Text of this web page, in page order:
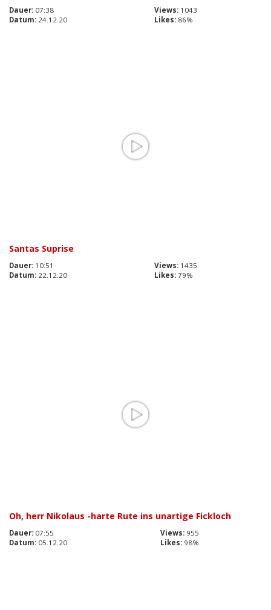
Dauer: 07:38 Views: 1043
Datum: 24.12.20 Likes: 86%
Santas Suprise
Dauer: 10:51 Views: 1435
Datum: 22.12.20 Likes: 79%
Oh, herr Nikolaus -harte Rute ins unartige Fickloch
Dauer: 07:55 Views: 955
Datum: 05.12.20 Likes: 98%